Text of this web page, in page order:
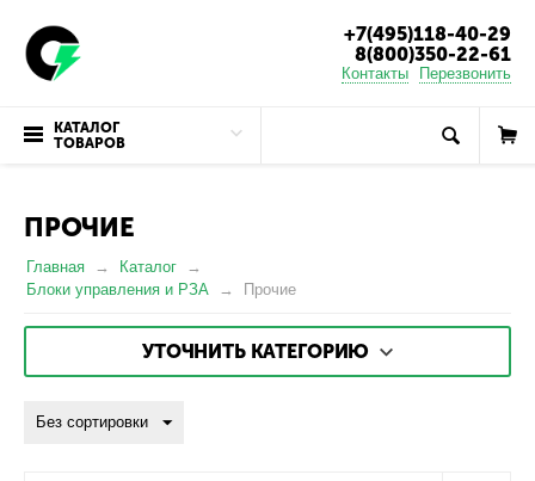
+7(495)118-40-29
8(800)350-22-61
Контакты Перезвонить
КАТАЛОГ
ТОВАРОВ
ПРОЧИЕ
Главная
Каталог
Блоки управления и РЗА
Прочие
УТОЧНИТЬ КАТЕГОРИЮ
Без сортировки